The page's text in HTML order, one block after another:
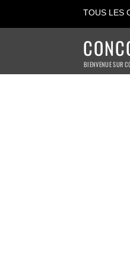
TOUS LES
BIENVENUE SUR